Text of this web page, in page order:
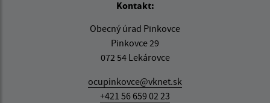
Kontakt:
Obecný úrad Pinkovce
Pinkovce 29
072 54 Lekárovce
ocupinkovce@vknet.sk
+421 56 659 02 23